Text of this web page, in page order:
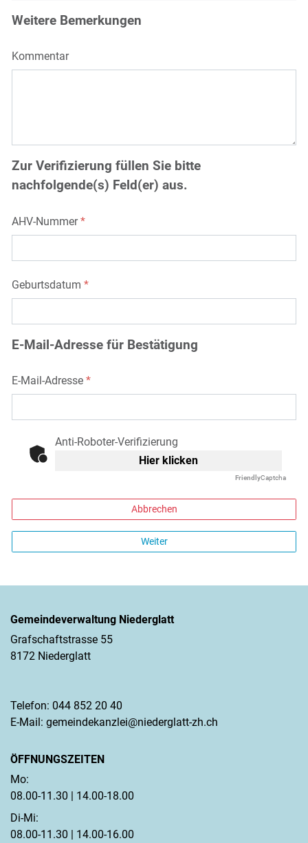
Weitere Bemerkungen
Kommentar
Zur Verifizierung füllen Sie bitte
nachfolgende(s) Feld(er) aus.
AHV-Nummer*
Geburtsdatum *
E-Mail-Adresse für Bestätigung
E-Mail-Adresse *
Anti-Roboter-Verifizierung
Hier klicken
FriendlyCaptcha
Abbrechen
Weiter
Gemeindeverwaltung Niederglatt
Grafschaftstrasse 55
8172 Niederglatt
Telefon: 044 852 20 40
E-Mail: gemeindekanzlei@niederglatt-zh.ch
ÖFFNUNGSZEITEN
Mo:
08.00-11.30 | 14.00-18.00
Di-Mi:
08.00-11.30 | 14.00-16.00